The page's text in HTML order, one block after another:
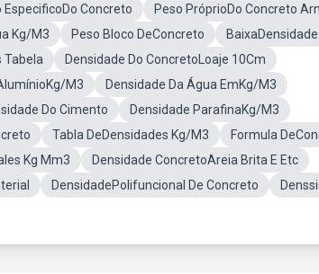
EspecificoDo Concreto
Peso PróprioDo Concreto
Kg/M3 Peso Bloco DeConcreto
BaixaDensidade
Tabela
Densidade Do ConcretoLoaje 10Cm
M3
Densidade Da Água EmKg/M3
Do Cimento
Densidade ParafinaKg/M3
Tabla DeDensidades Kg/M3
Formula
Kg Mm3
Densidade ConcretoAreia Brita E Etc
DensidadePolifuncional De Concreto